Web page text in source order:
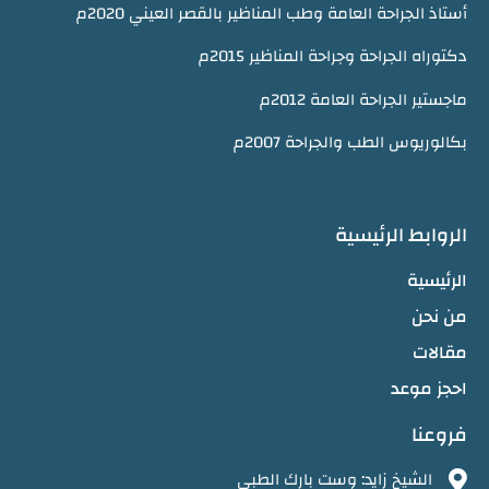
أستاذ الجراحة العامة وطب المناظير بالقصر العيني 2020م
دكتوراه الجراحة وجراحة المناظير 2015م
ماجستير الجراحة العامة 2012م
بكالوريوس الطب والجراحة 2007م
الروابط الرئيسية
الرئيسية
من نحن
مقالات
احجز موعد
فروعنا
الشيخ زايد: وست بارك الطبي